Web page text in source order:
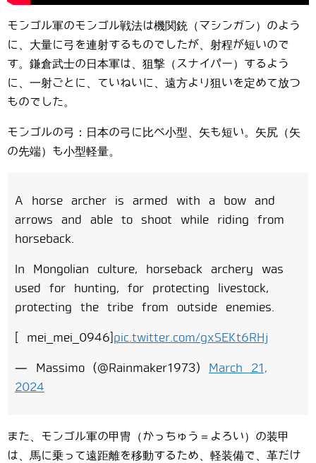
モンゴル軍のモンゴル戦法は機関銃（マシンガン）のよう
に、大量に弓を連射するものでしたが、射程が短いので
す。鎌倉武士の日本軍は、狙撃（スナイパー）するよう
に、一射ごとに、ていねいに、遠方より狙いを定めて放つ
ものでした。
モンゴルの弓：日本の弓に比べ小型、矢も短い。矢尻（矢
の先端）も小型軽量。
A horse archer is armed with a bow and
arrows and able to shoot while riding from
horseback.
In Mongolian culture, horseback archery was
used for hunting, for protecting livestock,
protecting the tribe from outside enemies.
[ mei_mei_0946] pic.twitter.com/gxSEKt6RHj
— Massimo (@Rainmaker1973)
March 21,
2024
また、モンゴル軍の甲冑（かっちゅう＝よろい）の装甲
は、馬に乗って遠距離を移動するため、軽装備で、革だけ